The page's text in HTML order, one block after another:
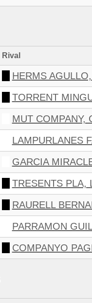
Rival
HERMS
TORRENT
MUT COMPANY,
LAMPURLANES
GARCIA
TRESENTS PLA,
RAURELL
PARRAMON
COMPANYO